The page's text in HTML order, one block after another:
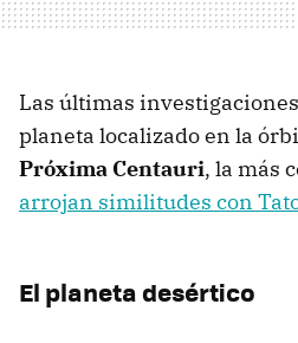
Las últimas
planeta localizado en la
Próxima Centauri, la más
arrojan similitudes con
El planeta desértico